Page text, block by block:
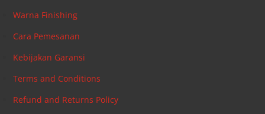
Warna Finishing
Cara Pemesanan
Kebijakan Garansi
Terms and Conditions
Refund and Returns Policy